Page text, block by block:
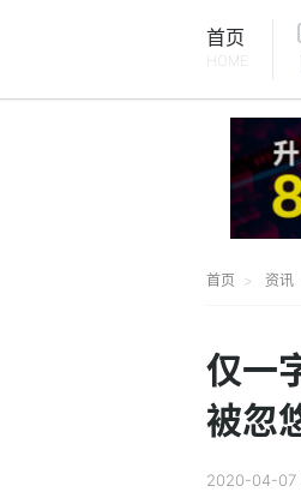
首页
HOME
首页 资讯
仅一
被忽
2020-04-07